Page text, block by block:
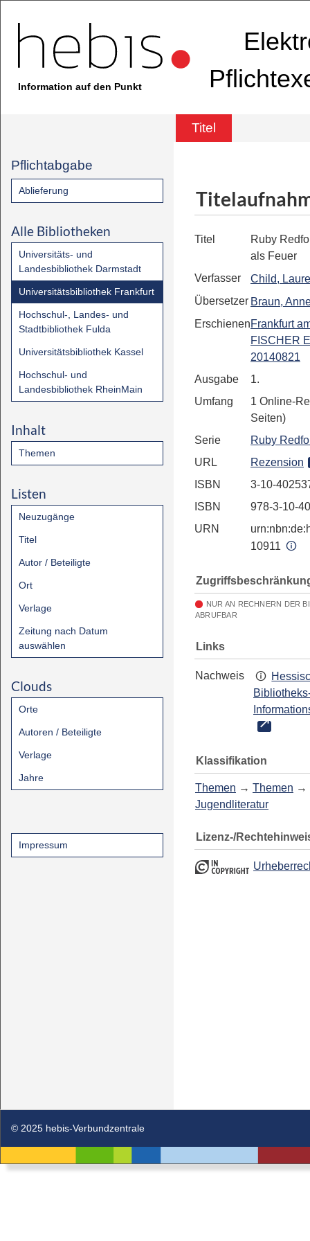
Information auf den Punkt
Titel
Pflichtabgabe
Ablieferung
Alle Bibliotheken
Universitäts- und
Landesbibliothek Darmstadt
Universitätsbibliothek Frankfurt
Hochschul-, Landes- und
Stadtbibliothek Fulda
Universitätsbibliothek Kassel
Hochschul- und
Landesbibliothek RheinMain
Inhalt
Themen
Listen
Neuzugänge
Titel
Autor / Beteiligte
Ort
Verlage
Zeitung nach Datum
auswählen
Clouds
Orte
Autoren / Beteiligte
Verlage
Jahre
Impressum
Titel
Ruby
als Feuer
Verfasser
Child,
Übersetzer Braun,
ErschienenFrankfurt
FISCHER
20140821
Ausgabe
1.
Umfang
1 Online-
Seiten)
Serie
Ruby
URL
Rezension
ISBN
3-10-
ISBN
978-3-10-
URN
10911
NUR AN RECHNERN DER
ABRUFBAR
Links
Nachweis
Klassifikation
Themen → Themen →
Jugendliteratur
Lizenz-/
© 2025 hebis-Verbundzentrale